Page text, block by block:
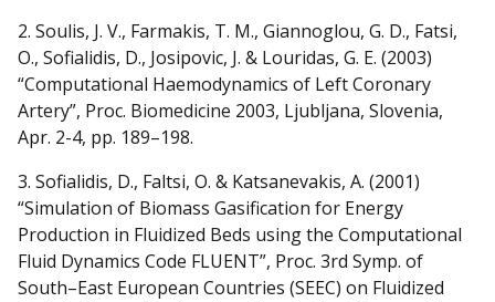
2. Soulis, J. V., Farmakis, T. M., Giannoglou, G. D., Fatsi,
O., Sofialidis, D., Josipovic, J. & Louridas, G. E. (2003)
“Computational Haemodynamics of Left Coronary
Artery”, Proc. Biomedicine 2003, Ljubljana, Slovenia,
Apr. 2-4, pp. 189–198.
3. Sofialidis, D., Faltsi, O. & Katsanevakis, A. (2001)
“Simulation of Biomass Gasification for Energy
Production in Fluidized Beds using the Computational
Fluid Dynamics Code FLUENT”, Proc. 3rd Symp. of
South–East European Countries (SEEC) on Fluidized